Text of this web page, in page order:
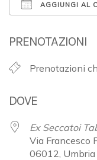
AGGIUNGI AL
PRENOTAZIONI
Prenotazioni
DOVE
Ex Seccatoi
Via Francesco
06012, Umbria